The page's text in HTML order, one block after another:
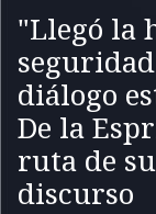
"Llegó la
diálogo
De la
ruta de
discurso